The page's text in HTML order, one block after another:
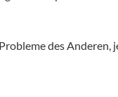
des